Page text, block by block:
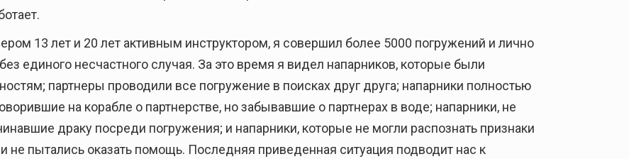
13 лет и 20 лет активным инструктором, я совершил более 5000 погружений и лично
единого несчастного случая. За это время я видел напарников, которые были
партнеры проводили все погружение в поисках друг друга; напарники полностью
на корабле о партнерстве, но забывавшие о партнерах в воде; напарники, не
драку посреди погружения; и напарники, которые не могли распознать признаки
не пытались оказать помощь. Последняя приведенная ситуация подводит нас к